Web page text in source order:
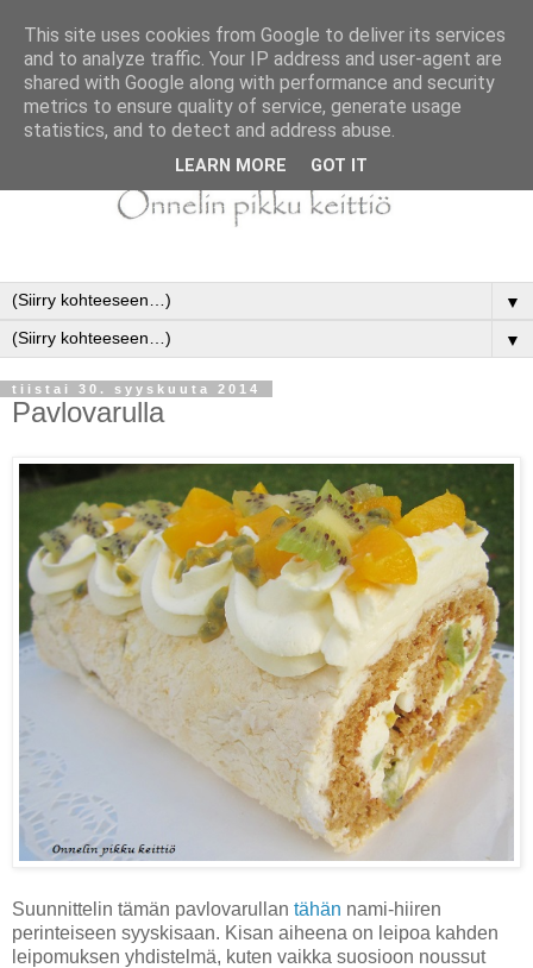
▼
▼
tiistai 30. syyskuuta 2014
Pavlovarulla
Suunnittelin tämän pavlovarullan tähän nami-hiiren
perinteiseen syyskisaan. Kisan aiheena on leipoa kahden
leipomuksen yhdistelmä, kuten vaikka suosioon noussut
This site uses cookies from Google to deliver its services
and to analyze traffic. Your IP address and user-agent are
shared with Google along with performance and security
metrics to ensure quality of service, generate usage
statistics, and to detect and address abuse.
LEARN MORE GOT IT